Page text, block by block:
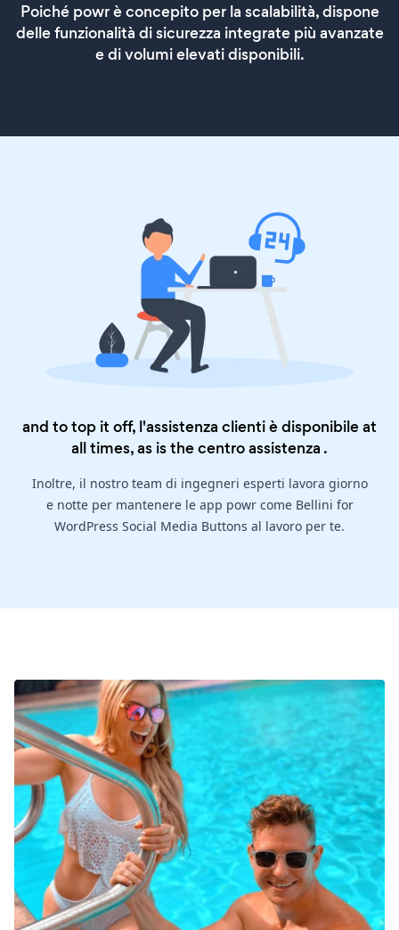
Poiché powr è concepito per la scalabilità, dispone
delle funzionalità di sicurezza integrate più avanzate
e di volumi elevati disponibili.
and to top it off, l'assistenza clienti è disponibile at
all times, as is thecentro assistenza .
Inoltre, il nostro team di ingegneri esperti lavora giorno
e notte per mantenere le app powr come Bellini for
WordPress Social Media Buttons al lavoro per te.